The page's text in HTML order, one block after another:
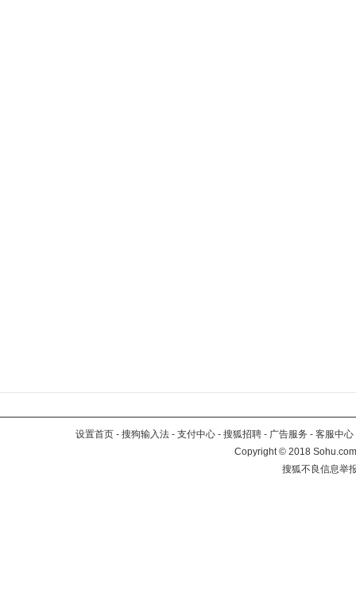
设置首页 - 搜狗输入法 - 支付中心 - 搜狐招聘 - 广告服务 - 客服中心
Copyright©2018
搜狐不良信息举